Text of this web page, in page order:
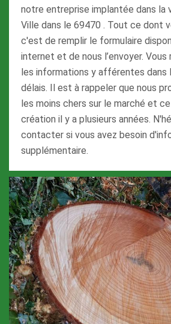
notre entreprise implantée dans la
Ville dans le 69470 . Tout ce dont
c'est de remplir le formulaire
internet et de nous l’envoyer.
les informations y afférentes dans
délais. Il est à rappeler que nous
les moins chers sur le marché et
création il y a plusieurs années.
contacter si vous avez besoin
supplémentaire.